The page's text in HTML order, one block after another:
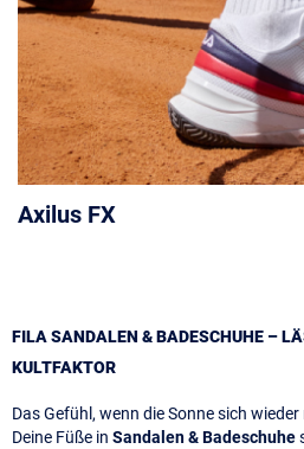
Axilus FX
FILA SANDALEN & BADESCHUHE –
KULTFAKTOR
Das Gefühl, wenn die Sonne sich
Deine Füße in Sandalen & Badeschuhe